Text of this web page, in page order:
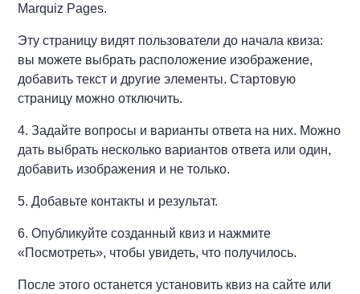
Marquiz Pages.
Эту страницу видят пользователи до начала квиза:
вы можете выбрать расположение изображение,
добавить текст и другие элементы. Стартовую
страницу можно отключить.
4. Задайте вопросы и варианты ответа на них. Можно
дать выбрать несколько вариантов ответа или один,
добавить изображения и не только.
5. Добавьте контакты и результат.
6. Опубликуйте созданный квиз и нажмите
«Посмотреть», чтобы увидеть, что получилось.
После этого останется установить квиз на сайте или